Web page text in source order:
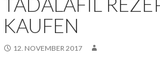
KAUFEN
12. NOVEMBER 2017